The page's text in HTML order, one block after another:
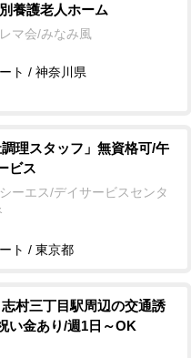
養護老人ホーム
マ会/みなみ風
ト / 神奈川県
調理スタッフ」無資格可/午
ビス
ーエス/デイサービスセンタ
ト / 東京都
志村三丁目駅周辺の交通誘
い金あり/週1日～OK